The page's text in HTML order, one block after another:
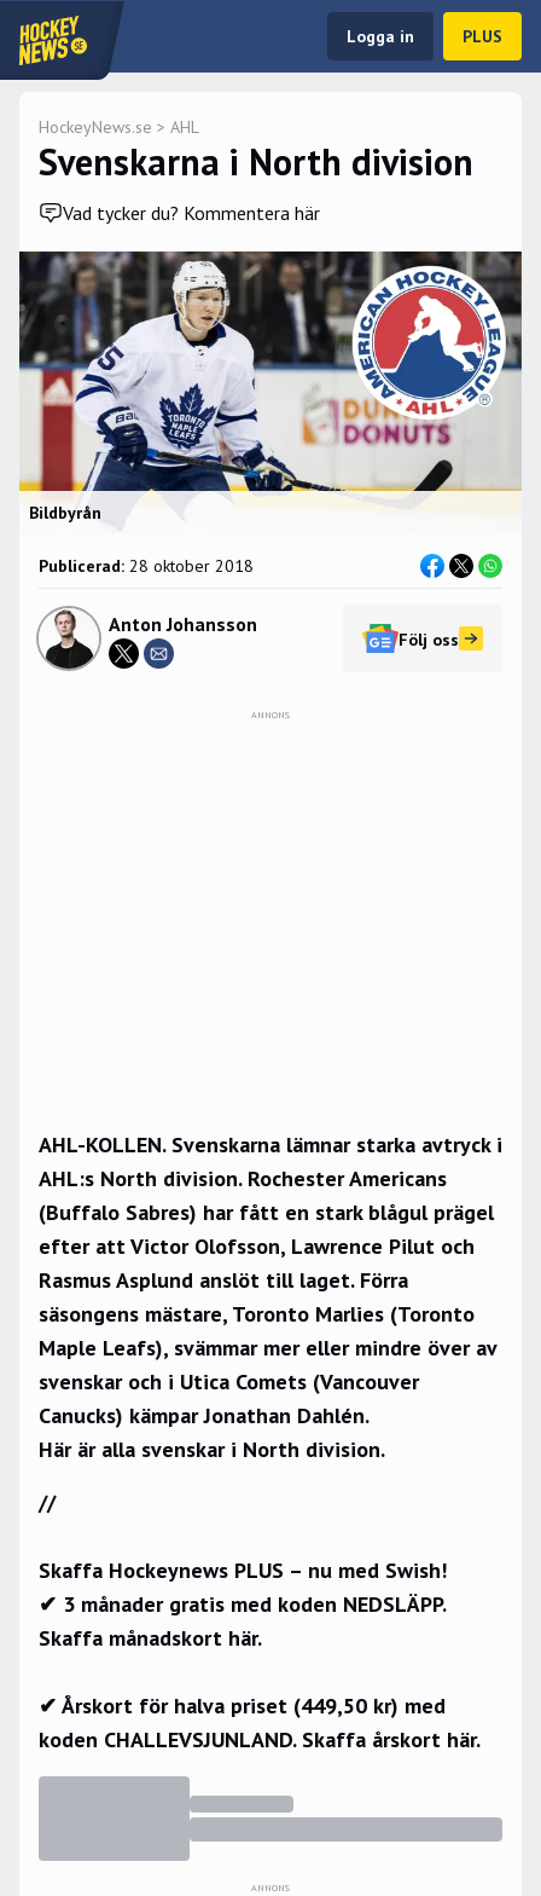
Logga in PLUS
HockeyNews.se > AHL
Svenskarna i North division
Vad tycker du? Kommentera här
Bildbyrån
Publicerad: 28 oktober 2018
Anton Johansson
Följ oss
ANNONS
AHL-KOLLEN. Svenskarna lämnar starka avtryck i
AHL:s North division. Rochester Americans
(Buffalo Sabres) har fått en stark blågul prägel
efter att Victor Olofsson, Lawrence Pilut och
Rasmus Asplund anslöt till laget. Förra
säsongens mästare, Toronto Marlies (Toronto
Maple Leafs), svämmar mer eller mindre över av
svenskar och i Utica Comets (Vancouver
Canucks) kämpar Jonathan Dahlén.
Här är alla svenskar i North division.
//
Skaffa Hockeynews PLUS – nu med Swish!
✔ 3 månader gratis med koden NEDSLÄPP.
Skaffa månadskort här.
✔ Årskort för halva priset (449,50 kr) med
koden CHALLEVSJUNLAND. Skaffa årskort här.
ANNONS